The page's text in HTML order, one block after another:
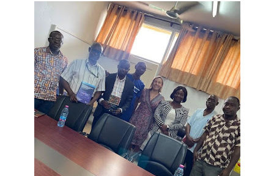
Alberto Carrera Torres
Prepara la UAT el arranque del ciclo escolar Otoño 2026
A Tamaulipas…le llueve sobre mojadoViernes, 7 Agosto